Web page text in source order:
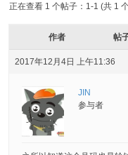
正在查看 1 个帖子：1-1 (共 1
作者 帖
2017年12月4日 上午11:36
JIN
参与者